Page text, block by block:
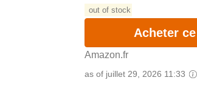
out of stock
Acheter
Amazon.fr
as of juillet 29, 2026 11:33